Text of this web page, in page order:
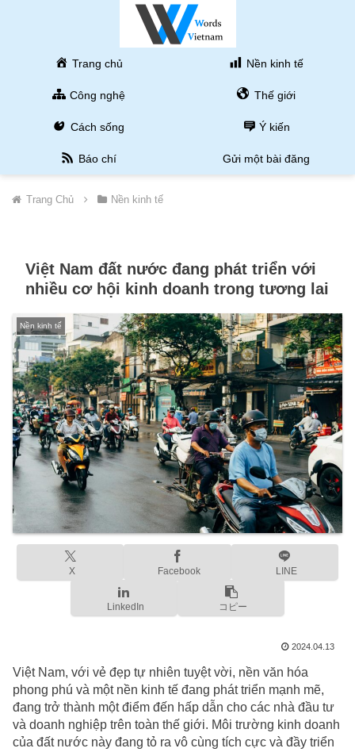
Trang chủ Nền kinh tế
Công nghệ Thế giới
Cách sống Ý kiến
Báo chí Gửi một bài đăng
Trang Chủ Nền kinh tế
Việt Nam đất nước đang phát triển với
nhiều cơ hội kinh doanh trong tương lai
Nền kinh tế
X Facebook LINE
LinkedIn コピー
2024.04.13
Việt Nam, với vẻ đẹp tự nhiên tuyệt vời, nền văn hóa
phong phú và một nền kinh tế đang phát triển mạnh mẽ,
đang trở thành một điểm đến hấp dẫn cho các nhà đầu tư
và doanh nghiệp trên toàn thế giới. Môi trường kinh doanh
của đất nước này đang tỏ ra vô cùng tích cực và đầy triển